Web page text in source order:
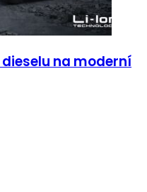
na moderní